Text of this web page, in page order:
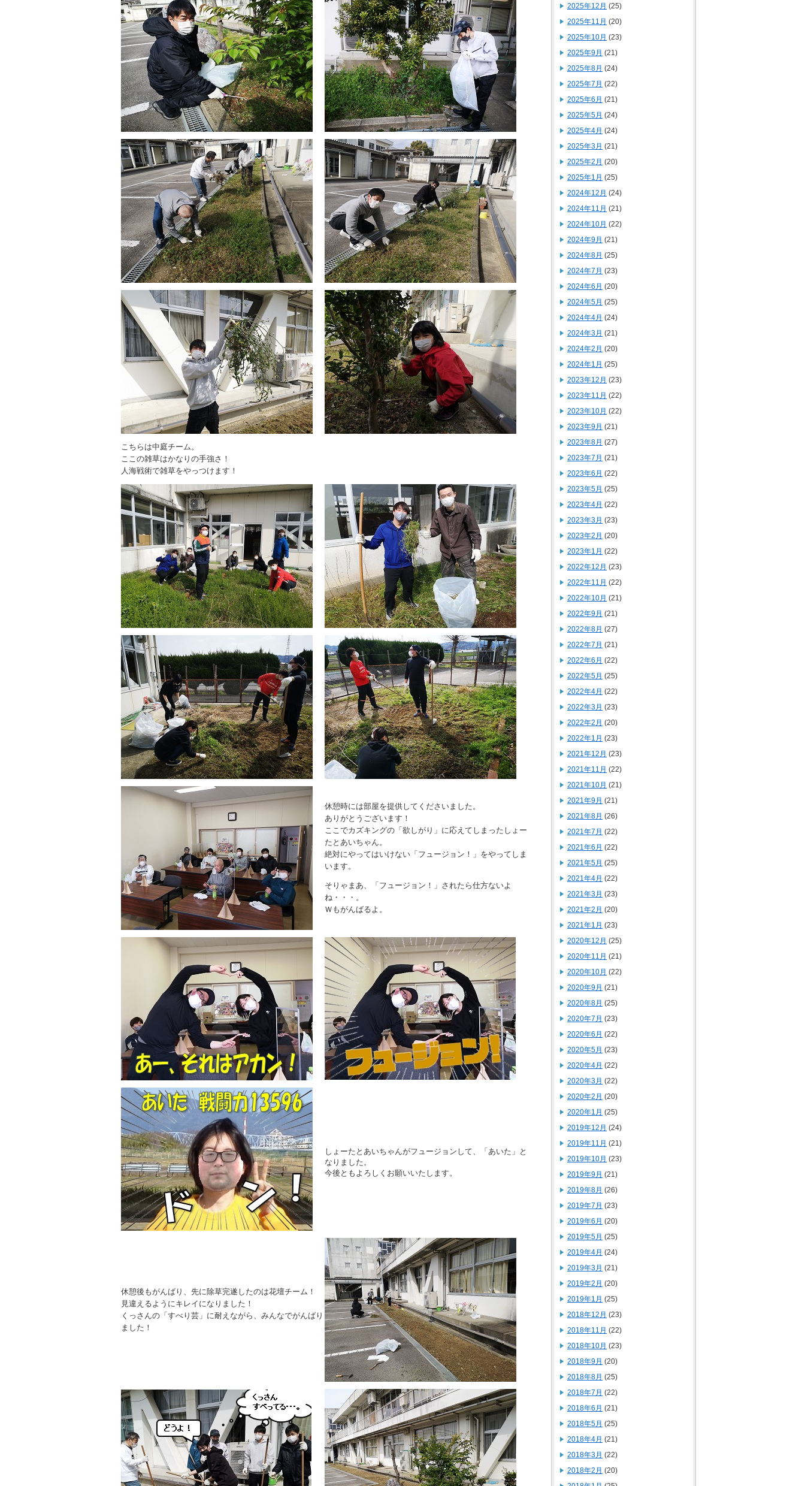
こちらは中庭チーム。
ここの雑草はかなりの手強さ！
人海戦術で雑草をやっつけます！
休憩時には部屋を提供してくださいました。
ありがとうございます！
ここでカズキングの「欲しがり」に応えてしまったしょー
たとあいちゃん。
絶対にやってはいけない「フュージョン！」をやってしま
います。
そりゃまあ、「フュージョン！」されたら仕方ないよ
ね・・・。
Ｗもがんばるよ。
しょーたとあいちゃんがフュージョンして、「あいた」と
なりました。
今後ともよろしくお願いいたします。
休憩後もがんばり、先に除草完遂したのは花壇チーム！
見違えるようにキレイになりました！
くっさんの「すべり芸」に耐えながら、みんなでがんばり
ました！
2025年12月 (25)
2025年11月 (20)
2025年10月 (23)
2025年9月 (21)
2025年8月 (24)
2025年7月 (22)
2025年6月 (21)
2025年5月 (24)
2025年4月 (24)
2025年3月 (21)
2025年2月 (20)
2025年1月 (25)
2024年12月 (24)
2024年11月 (21)
2024年10月 (22)
2024年9月 (21)
2024年8月 (25)
2024年7月 (23)
2024年6月 (20)
2024年5月 (25)
2024年4月 (24)
2024年3月 (21)
2024年2月 (20)
2024年1月 (25)
2023年12月 (23)
2023年11月 (22)
2023年10月 (22)
2023年9月 (21)
2023年8月 (27)
2023年7月 (21)
2023年6月 (22)
2023年5月 (25)
2023年4月 (22)
2023年3月 (23)
2023年2月 (20)
2023年1月 (22)
2022年12月 (23)
2022年11月 (22)
2022年10月 (21)
2022年9月 (21)
2022年8月 (27)
2022年7月 (21)
2022年6月 (22)
2022年5月 (25)
2022年4月 (22)
2022年3月 (23)
2022年2月 (20)
2022年1月 (23)
2021年12月 (23)
2021年11月 (22)
2021年10月 (21)
2021年9月 (21)
2021年8月 (26)
2021年7月 (22)
2021年6月 (22)
2021年5月 (25)
2021年4月 (22)
2021年3月 (23)
2021年2月 (20)
2021年1月 (23)
2020年12月 (25)
2020年11月 (21)
2020年10月 (22)
2020年9月 (21)
2020年8月 (25)
2020年7月 (23)
2020年6月 (22)
2020年5月 (23)
2020年4月 (22)
2020年3月 (22)
2020年2月 (20)
2020年1月 (25)
2019年12月 (24)
2019年11月 (21)
2019年10月 (23)
2019年9月 (21)
2019年8月 (26)
2019年7月 (23)
2019年6月 (20)
2019年5月 (25)
2019年4月 (24)
2019年3月 (21)
2019年2月 (20)
2019年1月 (25)
2018年12月 (23)
2018年11月 (22)
2018年10月 (23)
2018年9月 (20)
2018年8月 (25)
2018年7月 (22)
2018年6月 (21)
2018年5月 (25)
2018年4月 (21)
2018年3月 (22)
2018年2月 (20)